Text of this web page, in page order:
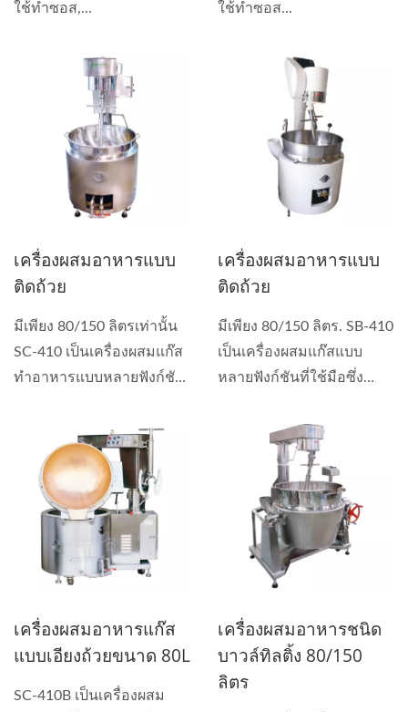
ใช้ทำซอส,...
ใช้ทำซอส...
เครื่องผสมอาหารแบบ
ติดถ้วย
มีเพียง 80/150 ลิตรเท่านั้น
SC-410 เป็นเครื่องผสมแก๊ส
ทำอาหารแบบหลายฟังก์ชัน
เครื่องผสมอาหารแบบ
ติดถ้วย
มีเพียง 80/150 ลิตร. SB-410
เป็นเครื่องผสมแก๊สแบบ
หลายฟังก์ชันที่ใช้มือซึ่ง
เครื่องผสมอาหารแก๊ส
แบบเอียงถ้วยขนาด 80L
SC-410B เป็นเครื่องผสม
เครื่องผสมอาหารชนิด
บาวล์ทิลติ้ง 80/150
ลิตร